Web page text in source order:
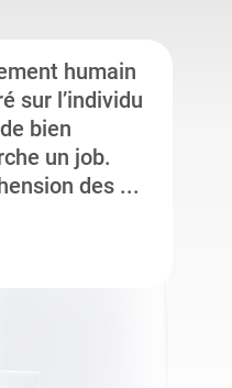
humain
sur l’individu
bien
un job.
des ...